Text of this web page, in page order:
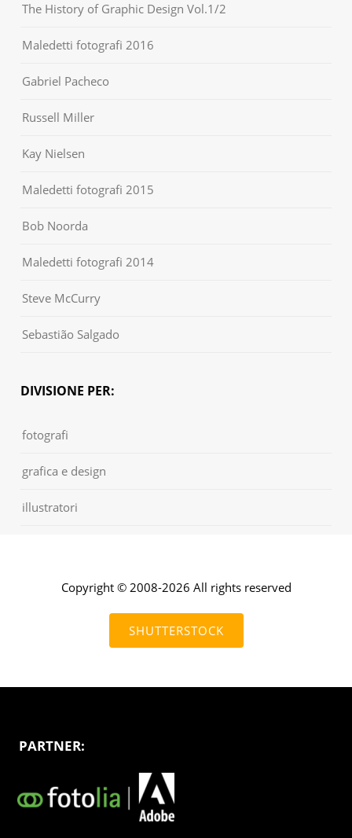
The History of Graphic Design Vol.1/2
Maledetti fotografi 2016
Gabriel Pacheco
Russell Miller
Kay Nielsen
Maledetti fotografi 2015
Bob Noorda
Maledetti fotografi 2014
Steve McCurry
Sebastião Salgado
DIVISIONE PER:
fotografi
grafica e design
illustratori
Copyright © 2008-2026 All rights reserved
SHUTTERSTOCK
PARTNER: